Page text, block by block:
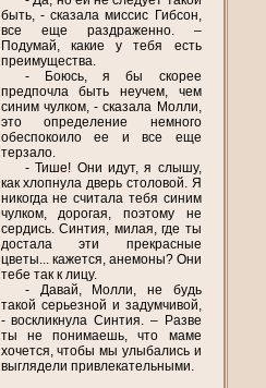
быть, - сказала миссис Гибсон,
все еще раздраженно. –
Подумай, какие у тебя есть
преимущества.
- Боюсь, я бы скорее
предпочла быть неучем, чем
синим чулком, - сказала Молли,
это определение немного
обеспокоило ее и все еще
терзало.
- Тише! Они идут, я слышу,
как хлопнула дверь столовой. Я
никогда не считала тебя синим
чулком, дорогая, поэтому не
сердись. Синтия, милая, где ты
достала эти прекрасные
цветы... кажется, анемоны? Они
тебе так к лицу.
- Давай, Молли, не будь
такой серьезной и задумчивой,
- воскликнула Синтия. – Разве
ты не понимаешь, что маме
хочется, чтобы мы улыбались и
выглядели привлекательными.